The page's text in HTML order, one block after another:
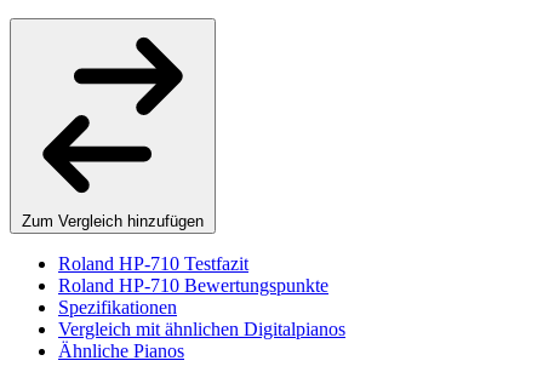
Zum Vergleich hinzufügen
Roland HP-710 Testfazit
Roland HP-710 Bewertungspunkte
Spezifikationen
Vergleich mit ähnlichen Digitalpianos
Ähnliche Pianos